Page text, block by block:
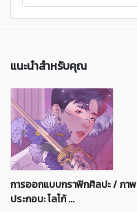
แนะนำสำหรับคุณ
การออกแบบกราฟิกศิลปะ / ภาพ
ประกอบ: โลโก้ ...